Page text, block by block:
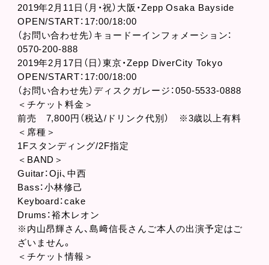
2019年2月11日（月・祝）大阪・Zepp Osaka Bayside
OPEN/START：17:00/18:00
（お問い合わせ先）キョードーインフォメーション：
0570-200-888
2019年2月17日（日）東京・Zepp DiverCity Tokyo
OPEN/START：17:00/18:00
（お問い合わせ先）ディスクガレージ：050-5533-0888
＜チケット料金＞
前売 7,800円（税込/ドリンク代別） ※3歳以上有料
＜席種＞
1Fスタンディング/2F指定
＜BAND＞
Guitar：Oji、中西
Bass：小林修己
Keyboard：cake
Drums：裕木レオン
※内山昂輝さん、島﨑信長さんご本人の出演予定はご
ざいません。
＜チケット情報＞